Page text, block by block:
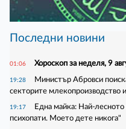
Последни новини
01:06 Хороскоп за неделя, 9
19:28
Министър Абровси
секторите млекопроизводство
19:17
Една майка: Най-лесното
психопати. Моето дете никога"